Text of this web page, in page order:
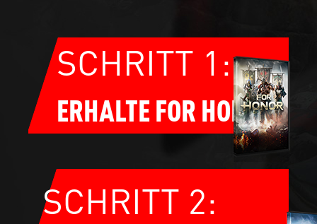
SCHRITT 1:
ERHALTE FOR HONOR
SCHRITT 2: